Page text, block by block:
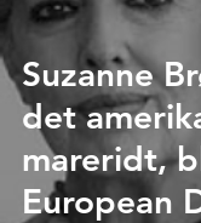
Suzanne
det
mareridt,
European